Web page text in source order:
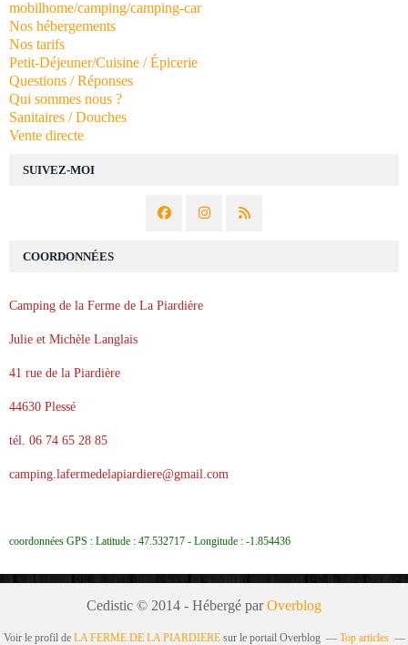
SUIVEZ-MOI
mobilhome/camping/camping-car
Nos hébergements
Nos tarifs
Petit-Déjeuner/Cuisine / Épicerie
Questions / Réponses
Qui sommes nous ?
Sanitaires / Douches
Vente directe
COORDONNÉES
Camping de la Ferme de La Piardière
Julie et Michèle Langlais
41 rue de la Piardière
44630 Plessé
tél. 06 74 65 28 85
camping.lafermedelapiardiere@gmail.com
coordonnées GPS : Latitude : 47.532717 - Longitude : -1.854436
Cedistic © 2014 - Hébergé parOverblog
Voir le profil de LA FERME DE LA PIARDIEREsur le portail Overblog Top articles